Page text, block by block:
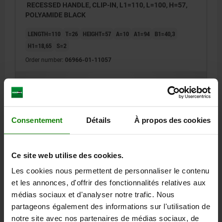
Consentement Détails À propos des cookies
Ce site web utilise des cookies.
Les cookies nous permettent de personnaliser le contenu
et les annonces, d'offrir des fonctionnalités relatives aux
médias sociaux et d'analyser notre trafic. Nous
partageons également des informations sur l'utilisation de
notre site avec nos partenaires de médias sociaux, de
RECESSED HANDLE, CLIP-IN, L1=110, L=100, H=57,
POLYAMIDE BLACK
LENGTH=110 T=26 HEIGHT=57 A=10 A1=94
B1=40,3
H1=18,65
S=2
Order number: 06966-01-11057
DETAILS
CAD
DOWNLOADS